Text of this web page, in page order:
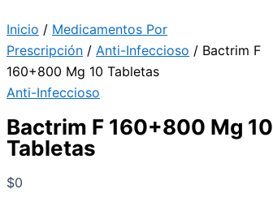
Inicio / Medicamentos Por
Prescripción / Anti-Infeccioso / Bactrim F
160+800 Mg 10 Tabletas
Anti-Infeccioso
Bactrim F 160+800 Mg 10
Tabletas
$0